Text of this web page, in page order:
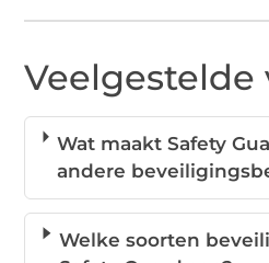
Veelgestelde
Wat maakt Safety
andere
Welke soorten